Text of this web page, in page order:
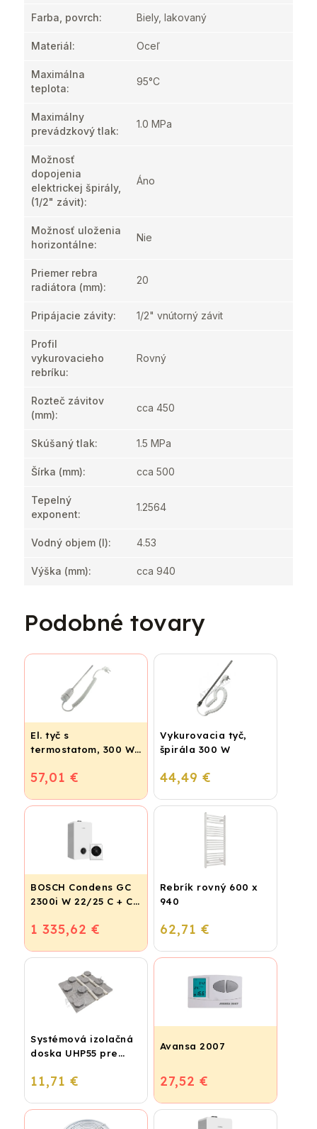
Farba, povrch: Biely, lakovaný
Materiál: Oceľ
Maximálna
teplota:
95°C
Maximálny
prevádzkový tlak:
1.0 MPa
Možnosť
dopojenia
elektrickej špirály,
(1/2" závit):
Áno
Možnosť uloženia
horizontálne:
Nie
Priemer rebra
radiátora (mm):
20
Pripájacie závity: 1/2" vnútorný závit
Profil
vykurovacieho
rebríku:
Rovný
Rozteč závitov
(mm):
cca 450
Skúšaný tlak: 1.5 MPa
Šírka (mm): cca 500
Tepelný
exponent:
1.2564
Vodný objem (l): 4.53
Výška (mm): cca 940
Podobné tovary
El. tyč s
termostatom, 300 W
57,01 €
Vykurovacia tyč,
špirála 300 W
44,49 €
BOSCH Condens GC
2300i W 22/25 C + CR
1 335,62 €
Rebrík rovný 600 x
940
62,71 €
Systémová izolačná
doska UHP55 pre
(STIROTERMAL
11,71 €
Avansa 2007
27,52 €